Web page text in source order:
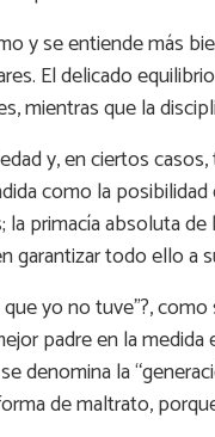
y se entiende más
El delicado
mientras que la
y, en ciertos
como la
primacía absoluta
garantizar todo ello a
yo no tuve”?,
padre en la
denomina la
de maltrato,